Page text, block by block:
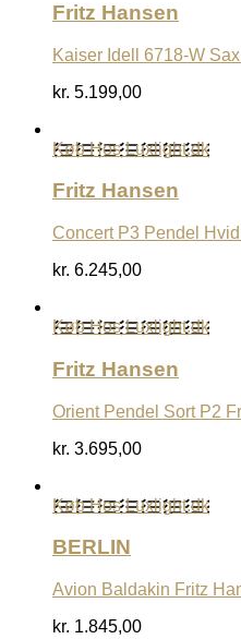
Fritz Hansen
Kaiser Idell 6718-W
kr. 5.199,00
Køb Hos Luxlight.dk
Fritz Hansen
Concert P3 Pendel
kr. 6.245,00
Køb Hos Luxlight.dk
Fritz Hansen
Orient Pendel Sort P2
kr. 3.695,00
Køb Hos Luxlight.dk
BERLIN
Avion Baldakin Fritz
kr. 1.845,00